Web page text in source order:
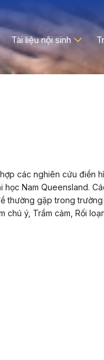
Tài liệu nội sinh
các nghiên cứu điển
Nam Queensland.
thường gặp trong
chú ý, Trầm cảm, Rối